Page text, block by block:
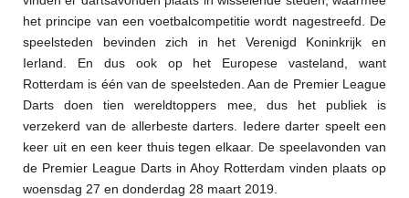
het principe van een voetbalcompetitie wordt nagestreefd. De
speelsteden bevinden zich in het Verenigd Koninkrijk en
Ierland. En dus ook op het Europese vasteland, want
Rotterdam is één van de speelsteden. Aan de Premier League
Darts doen tien wereldtoppers mee, dus het publiek is
verzekerd van de allerbeste darters. Iedere darter speelt een
keer uit en een keer thuis tegen elkaar. De speelavonden van
de Premier League Darts in Ahoy Rotterdam vinden plaats op
woensdag 27 en donderdag 28 maart 2019.